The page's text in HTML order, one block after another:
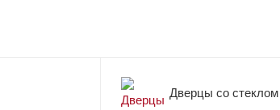
Дверцы со стеклом